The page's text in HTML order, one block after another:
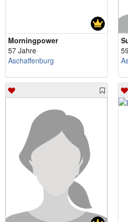
Morningpower
57 Jahre
Aschaffenburg